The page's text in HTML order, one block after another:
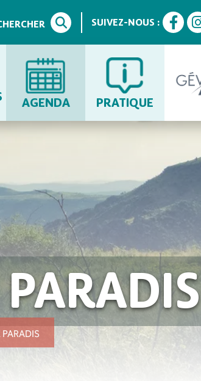
SUIVEZ-NOUS :
AGENDA PRATIQUE